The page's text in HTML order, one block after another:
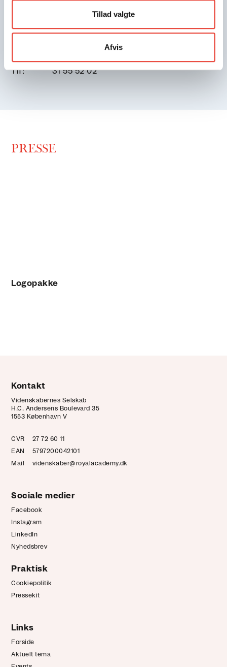
Tillad valgte
Afvis
Johanne Øllgaard Holm
Projektkonsulent
Tlf:
31 55 52 02
PRESSE
Logopakke
Kontakt
Videnskabernes Selskab
H.C. Andersens Boulevard 35
1553 København V
CVR
27 72 60 11
EAN
5797200042101
Mail
videnskaber@royalacademy.dk
Sociale medier
Facebook
Instagram
LinkedIn
Nyhedsbrev
Praktisk
Cookiepolitik
Pressekit
Links
Forside
Aktuelt tema